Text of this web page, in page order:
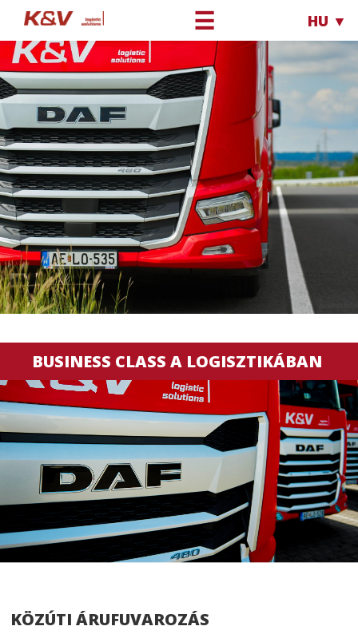
☰ HU ▼
BUSINESS CLASS A LOGISZTIKÁBAN
KÖZÚTI ÁRUFUVAROZÁS